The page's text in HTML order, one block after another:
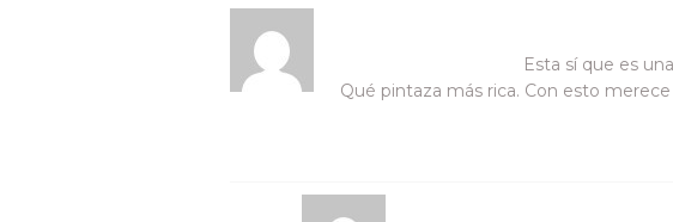
Esta sí que es
Qué pintaza más rica. Con esto